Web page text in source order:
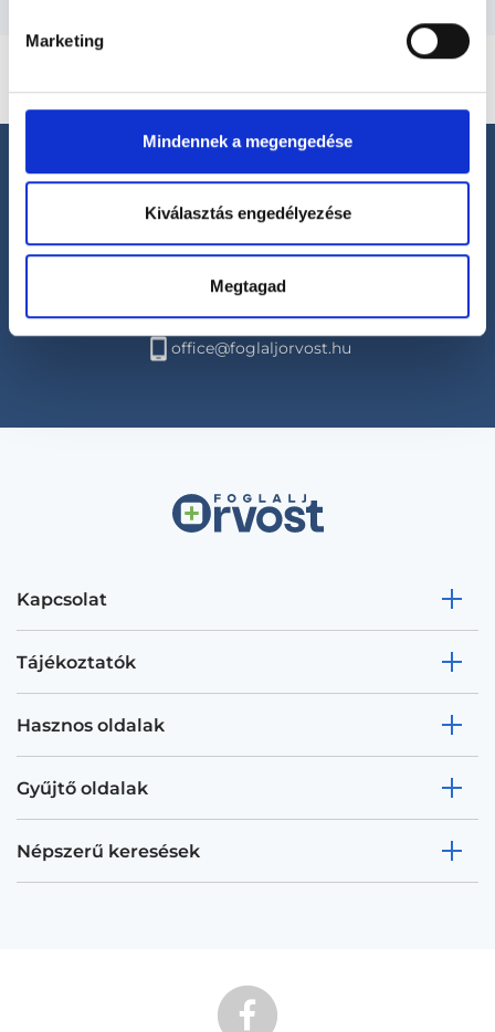
Marketing
Mindennek a megengedése
Kiválasztás engedélyezése
Megtagad
Segíthetünk?
+36 1 700-1398
(H-P: 8:00-20:00)
office@foglaljorvost.hu
Kapcsolat
Tájékoztatók
Hasznos oldalak
Gyűjtő oldalak
Népszerű keresések